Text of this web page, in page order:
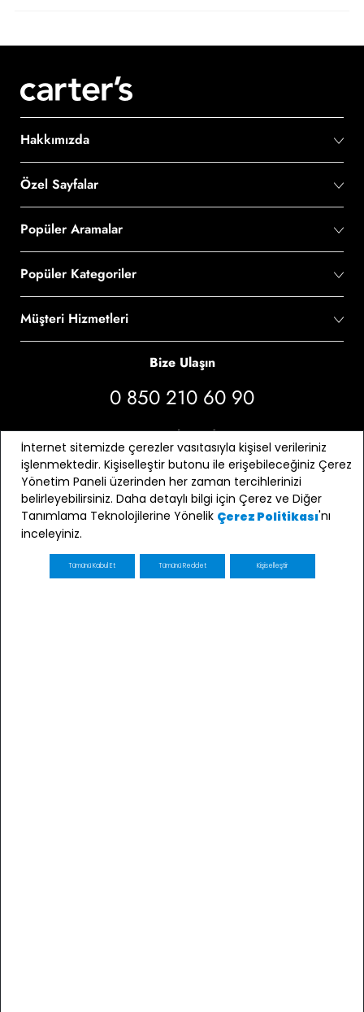
Hakkımızda
Özel Sayfalar
Popüler Aramalar
Popüler Kategoriler
Müşteri Hizmetleri
Bize Ulaşın
0 850 210 60 90
Bizi Takip Edin
İnternet sitemizde çerezler vasıtasıyla kişisel verileriniz
işlenmektedir. Kişiselleştir butonu ile erişebileceğiniz Çerez
Yönetim Paneli üzerinden her zaman tercihlerinizi
belirleyebilirsiniz. Daha detaylı bilgi için Çerez ve Diğer
Tanımlama Teknolojilerine Yönelik Çerez Politikası'nı
inceleyiniz.
Tümünü Kabul Et Tümünü Reddet Kişiselleştir